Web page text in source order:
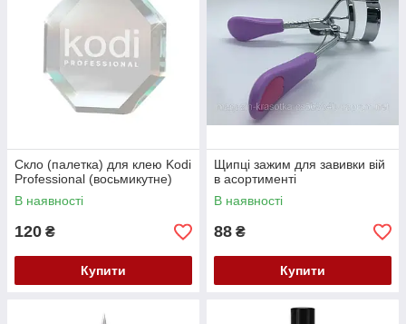
Скло (палетка) для клею Kodi
Professional (восьмикутне)
В наявності
120 ₴
Купити
Щипці зажим для завивки вій
в асортименті
В наявності
88 ₴
Купити